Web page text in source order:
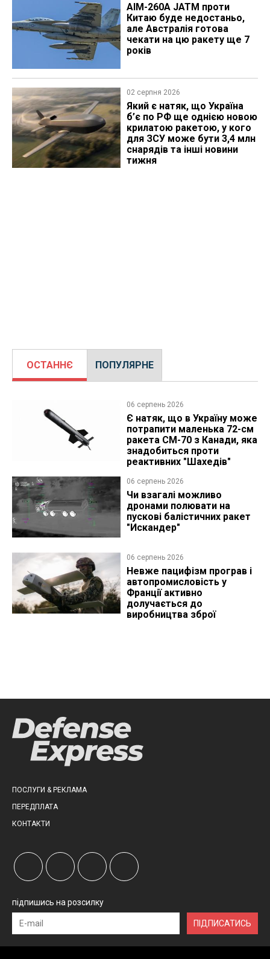
AIM-260A JATM проти
Китаю буде недостаньо,
але Австралія готова
чекати на цю ракету ще 7
років
02 серпня 2026
Який є натяк, що Україна
б’є по РФ ще однією новою
крилатою ракетою, у кого
для ЗСУ може бути 3,4 млн
снарядів та інші новини
тижня
ОСТАННЄ ПОПУЛЯРНЕ
06 серпень 2026
Є натяк, що в Україну може
потрапити маленька 72-см
ракета CM-70 з Канади, яка
знадобиться проти
реактивних "Шахедів"
06 серпень 2026
Чи взагалі можливо
дронами полювати на
пускові балістичних ракет
"Искандер"
06 серпень 2026
Невже пацифізм програв і
автопромисловість у
Франції активно
долучається до
виробництва зброї
ПОСЛУГИ & РЕКЛАМА
ПЕРЕДПЛАТА
КОНТАКТИ
підпишись на розсилку
ПІДПИСАТИСЬ